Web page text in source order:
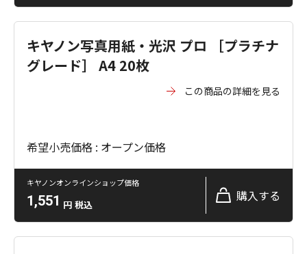
キヤノン写真用紙・光沢 プロ ［プラチナ
グレード］ A4 20枚
この商品の詳細を見る
希望小売価格 : オープン価格
キヤノンオンラインショップ価格
1,551 円 税込
購入する